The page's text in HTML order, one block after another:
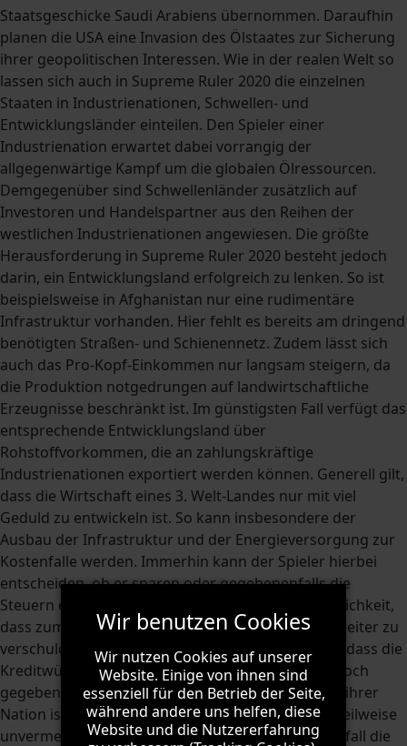
Staatsgeschicke Saudi Arabiens übernommen. Daraufhin
planen die USA eine Invasion des Ölstaates zur Sicherung
ihrer geopolitischen Interessen. Wie in der realen Welt so
lassen sich auch in Supreme Ruler 2020 die einzelnen
Staaten in Industrienationen, Schwellen- und
Entwicklungsländer einteilen. Den Spieler einer
Industrienation erwartet dabei vorrangig der
allgegenwärtige Kampf um die globalen Ölressourcen.
Demgegenüber sind Schwellenländer zusätzlich auf
Investoren und Handelspartner aus den Reihen der
westlichen Industrienationen angewiesen. Die größte
Herausforderung in Supreme Ruler 2020 besteht jedoch
darin, ein Entwicklungsland erfolgreich zu lenken. So ist
beispielsweise in Afghanistan nur eine rudimentäre
Infrastruktur vorhanden. Hier fehlt es bereits am dringend
benötigten Straßen- und Schienennetz. Zudem lässt sich
auch das Pro-Kopf-Einkommen nur langsam steigern, da
die Produktion notgedrungen auf landwirtschaftliche
Erzeugnisse beschränkt ist. Im günstigsten Fall verfügt das
entsprechende Entwicklungsland über
Rohstoffvorkommen, die an zahlungskräftige
Industrienationen exportiert werden können. Generell gilt,
dass die Wirtschaft eines 3. Welt-Landes nur mit viel
Geduld zu entwickeln ist. So kann insbesondere der
Ausbau der Infrastruktur und der Energieversorgung zur
Kostenfalle werden. Immerhin kann der Spieler hierbei
entscheiden, ob er sparen oder gegebenenfalls die
Steuern erhöhen will. Alternativ verbleibt die Möglichkeit,
dass zumeist bitterarme Entwicklungsland noch weiter zu
verschulden. Vorrausetzung ist hierbei allerdings, dass die
Kreditwürdigkeit auf dem globalen Finanzmarkt noch
gegeben ist. Unabhängig vom Entwicklungsstand ihrer
Nation ist die Eskalation geopolitischer Konflikte teilweise
unvermeidlich. Dabei sanktioniert die UN im Regelfall die
Wir benutzen Cookies
Wir nutzen Cookies auf unserer
Website. Einige von ihnen sind
essenziell für den Betrieb der Seite,
während andere uns helfen, diese
Website und die Nutzererfahrung